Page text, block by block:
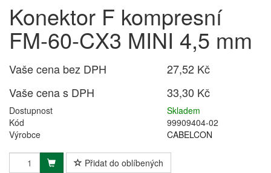
Konektor F kompresní
FM-60-CX3 MINI 4,5 mm
Vaše cena bez DPH
27,52 Kč
Vaše cena s DPH
33,30 Kč
Dostupnost
Skladem
Kód
99909404-02
Výrobce
CABELCON
Přidat do oblíbených